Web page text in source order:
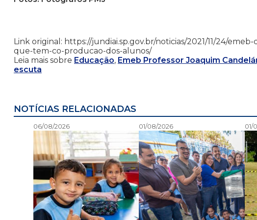
Link original: https://jundiai.sp.gov.br/noticias/2021/11/24/
que-tem-co-producao-dos-alunos/
Leia mais sobre Educação, Emeb Professor Joaquim
escuta
NOTÍCIAS RELACIONADAS
06/08/2026 01/08/2026 01/